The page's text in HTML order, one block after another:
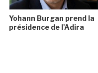
Yohann Burgan prend la
présidence de l'Adira